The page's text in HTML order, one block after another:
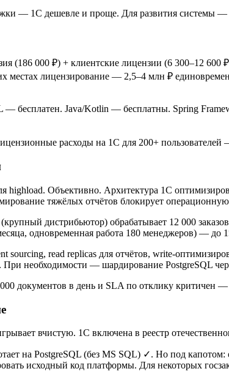
— 1С дешевле и проще. Для развития системы —
(186 000 ₽) + клиентские лицензии (6 300–12
местах лицензирование — 2,5–4 млн ₽
— бесплатен. Java/Kotlin — бесплатны. Spring
расходы на 1С для 200+
highload. Объективно. Архитектура 1С
тяжёлых отчётов блокирует операционную
дистрибьютор) обрабатывает 12 000
одновременная работа 180 менеджеров) —
sourcing, read replicas для отчётов, write-
необходимости — шардирование PostgreSQL
документов в день и SLA по отклику критичен
вчистую. 1С включена в реестр
на PostgreSQL (без MS SQL) ✓. Но под
исходный код платформы. Для некоторых